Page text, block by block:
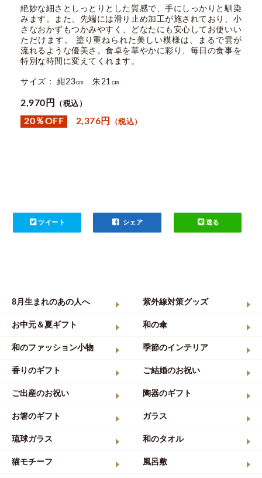
絶妙な細さとしっとりとした質感で、手にしっかりと馴染
みます。また、先端には滑り止め加工が施されており、小
さなおかずもつかみやすく、どなたにも安心してお使いい
ただけます。 塗り重ねられた美しい模様は、まるで雲が
流れるような優美さ。食卓を華やかに彩り、毎日の食事を
特別な時間に変えてくれます。
サイズ： 紺23㎝ 朱21㎝
2,970円 （税込）
20％OFF 2,376円 （税込）
ツイート シェア 送る
8月生まれのあの人へ 紫外線対策グッズ
お中元＆夏ギフト 和の傘
和のファッション小物 季節のインテリア
香りのギフト ご結婚のお祝い
ご出産のお祝い 陶器のギフト
お箸のギフト ガラス
琉球ガラス 和のタオル
猫モチーフ 風呂敷